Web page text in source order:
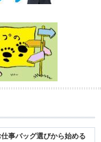
事バッグ選びから始める